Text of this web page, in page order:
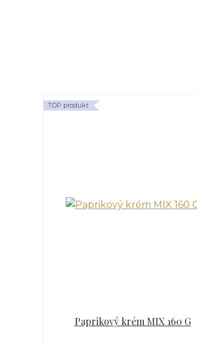
TOP produkt
Paprikový krém MIX 160 G